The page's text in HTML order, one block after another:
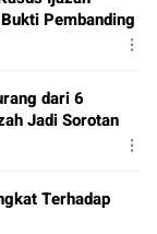
Pembanding
dari 6
Jadi Sorotan
Terhadap